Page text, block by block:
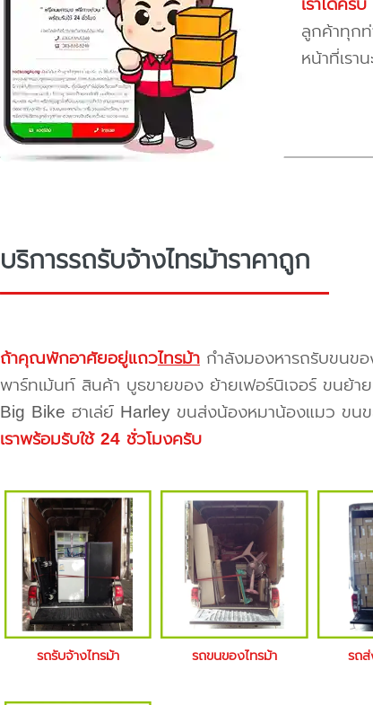
ลูกค้าทุก
หน้าที่เรา
บริการรถรับจ้างไทรม้าราคาถูก
ถ้าคุณพักอาศัยอยู่แถวไทรม้ากำลังมองหารถรับขนข
พาร์ทเม้นท์ สินค้า บูธขายของ ย้ายเฟอร์นิเจอร์ ขนย้
Big Bike ฮาเล่ย์ Harley ขนส่งน้องหมาน้องแมว ขนข
เราพร้อมรับใช้ 24 ชั่วโมงครับ
รถรับจ้างไทรม้า รถขนของไทรม้า รถส่